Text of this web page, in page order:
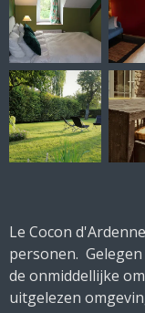
Le Cocon
personen.
de onmiddellijke
uitgelezen